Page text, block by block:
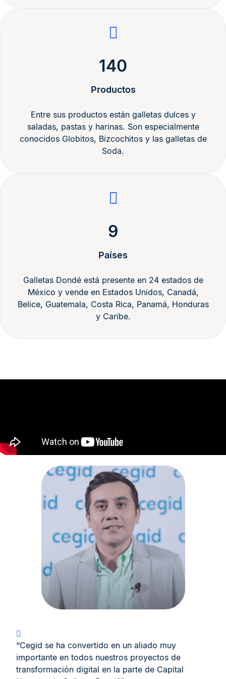
140
Productos
Entre sus productos están galletas dulces y
saladas, pastas y harinas. Son especialmente
conocidos Globitos, Bizcochitos y las galletas de
Soda.
9
Países
Galletas Dondé está presente en 24 estados de
México y vende en Estados Unidos, Canadá,
Belice, Guatemala, Costa Rica, Panamá, Honduras
y Caribe.
“Cegid se ha convertido en un aliado muy
importante en todos nuestros proyectos de
transformación digital en la parte de Capital